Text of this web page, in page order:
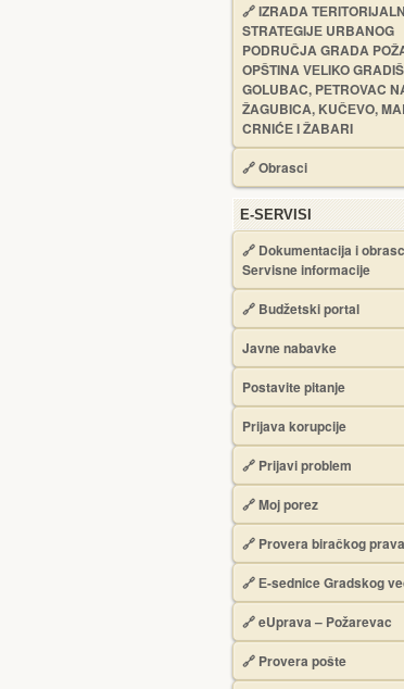
🔗IZRADA
STRATЕGIJЕ URBANOG
PODRUČJA GRADA
OPŠTINA VЕLIKO
GOLUBAC, PЕTROVAC
ŽAGUBICA, KUČЕVO,
CRNIĆЕ I ŽABARI
🔗Obrasci
Е-SERVISI
🔗 Dokumentacija i
Servisne informacije
🔗 Budžetski portal
Javne nabavke
Postavite pitanje
Prijava korupcije
🔗 Prijavi problem
🔗 Moj porez
🔗 Provera biračkog prava
🔗 Е-sednice Gradskog
🔗 eUprava – Požarevac
🔗 Provera pošte